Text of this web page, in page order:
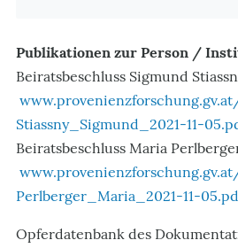
Publikationen zur Person /
Beiratsbeschluss Sigmund
Stiassny_Sigmund_2021-11-
Beiratsbeschluss Maria
Perlberger_Maria_2021-11-
Opferdatenbank des